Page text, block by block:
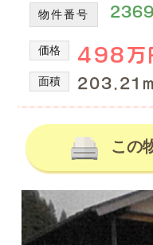
市
の
不
動
産
情
報、
土
地
売
不
産
を
取
り
扱
っ
て
い
る
株
会
物件番号 2369
価格 498万
面積
この